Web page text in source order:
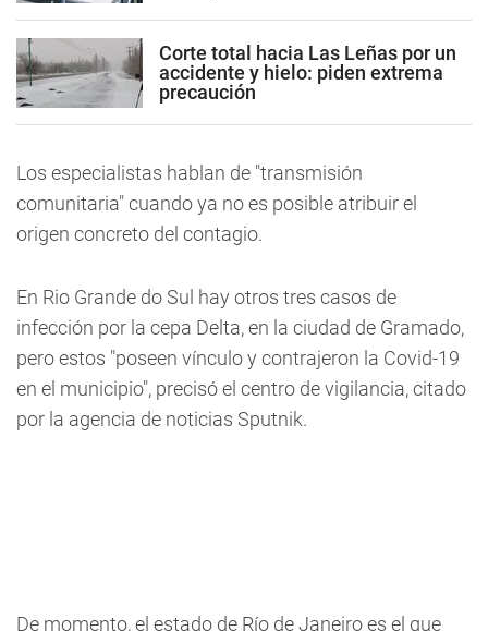
Corte total hacia Las Leñas por un
accidente y hielo: piden extrema
precaución
Los especialistas hablan de "transmisión
comunitaria" cuando ya no es posible atribuir el
origen concreto del contagio.
En Rio Grande do Sul hay otros tres casos de
infección por la cepa Delta, en la ciudad de Gramado,
pero estos "poseen vínculo y contrajeron la Covid-19
en el municipio", precisó el centro de vigilancia, citado
por la agencia de noticias Sputnik.
De momento, el estado de Río de Janeiro es el que